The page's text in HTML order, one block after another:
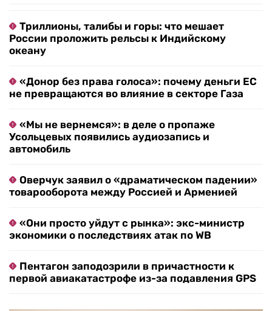
Триллионы, талибы и горы: что мешает
России проложить рельсы к Индийскому
океану
«Донор без права голоса»: почему деньги ЕС
не превращаются во влияние в секторе Газа
«Мы не вернемся»: в деле о пропаже
Усольцевых появились аудиозапись и
автомобиль
Оверчук заявил о «драматическом падении»
товарооборота между Россией и Арменией
«Они просто уйдут с рынка»: экс-министр
экономики о последствиях атак по WB
Пентагон заподозрили в причастности к
первой авиакатастрофе из-за подавления GPS